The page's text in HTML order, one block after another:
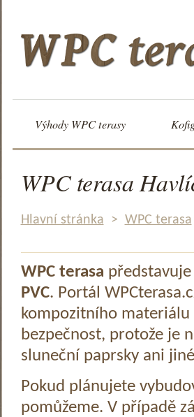
Výhody WPC terasy
WPC terasa
Hlavní stránka > WPC terasa
WPC terasa
PVC. Portál
kompozitního materiálu
bezpečnost, protože je
sluneční paprsky ani
Pokud plánujete
pomůžeme. V případě